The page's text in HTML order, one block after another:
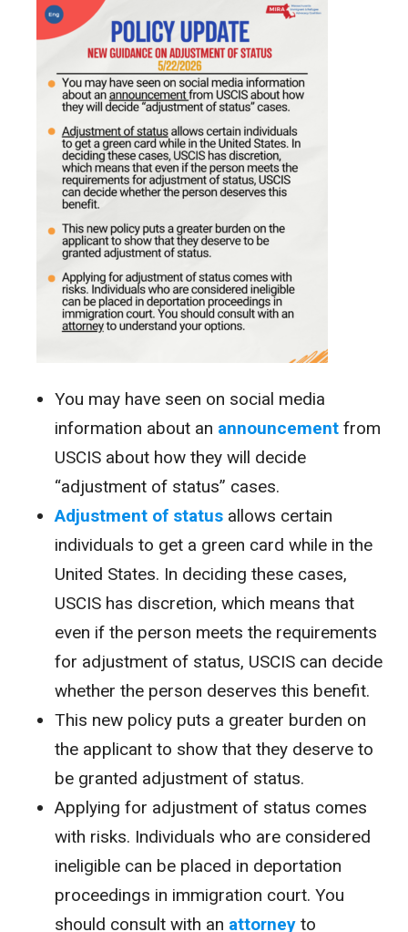
You may have seen on social media
information about an announcement from
USCIS about how they will decide
“adjustment of status” cases.
Adjustment of status allows certain
individuals to get a green card while in the
United States. In deciding these cases,
USCIS has discretion, which means that
even if the person meets the requirements
for adjustment of status, USCIS can decide
whether the person deserves this benefit.
This new policy puts a greater burden on
the applicant to show that they deserve to
be granted adjustment of status.
Applying for adjustment of status comes
with risks. Individuals who are considered
ineligible can be placed in deportation
proceedings in immigration court. You
should consult with an attorney to